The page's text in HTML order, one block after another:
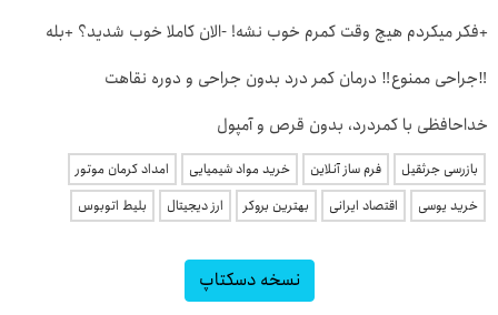
+فکر میکردم هیچ وقت کمرم خوب نشه! -الان کاملا خوب شدید؟ +بله
‼️جراحی ممنوع‼️ درمان کمر درد بدون جراحی و دوره نقاهت
خداحافظی با کمردرد، بدون قرص و آمپول
بازرسی جرثقیل فرم ساز آنلاین خرید مواد شیمیایی
امداد کرمان موتور
خرید یوسی
اقتصاد ایرانی بهترین بروکر ارز دیجیتال بلیط اتوبوس
نسخه دسکتاپ